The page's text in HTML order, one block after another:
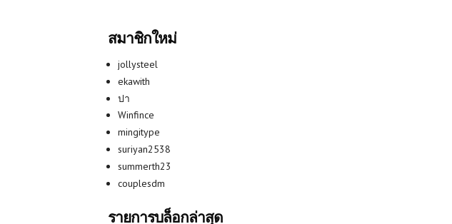
สมาชิกใหม่
jollysteel
ekawith
ปา
Winfince
mingitype
suriyan2538
summerth23
couplesdm
รายการบล็อกล่าสุด